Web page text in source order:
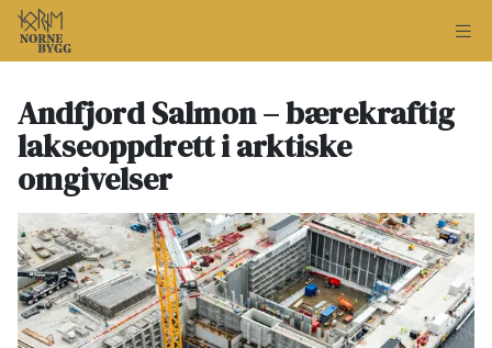
Andfjord Salmon – bærekraftig
lakseoppdrett i arktiske
omgivelser